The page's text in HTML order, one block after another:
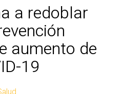
a redoblar
aumento de
19